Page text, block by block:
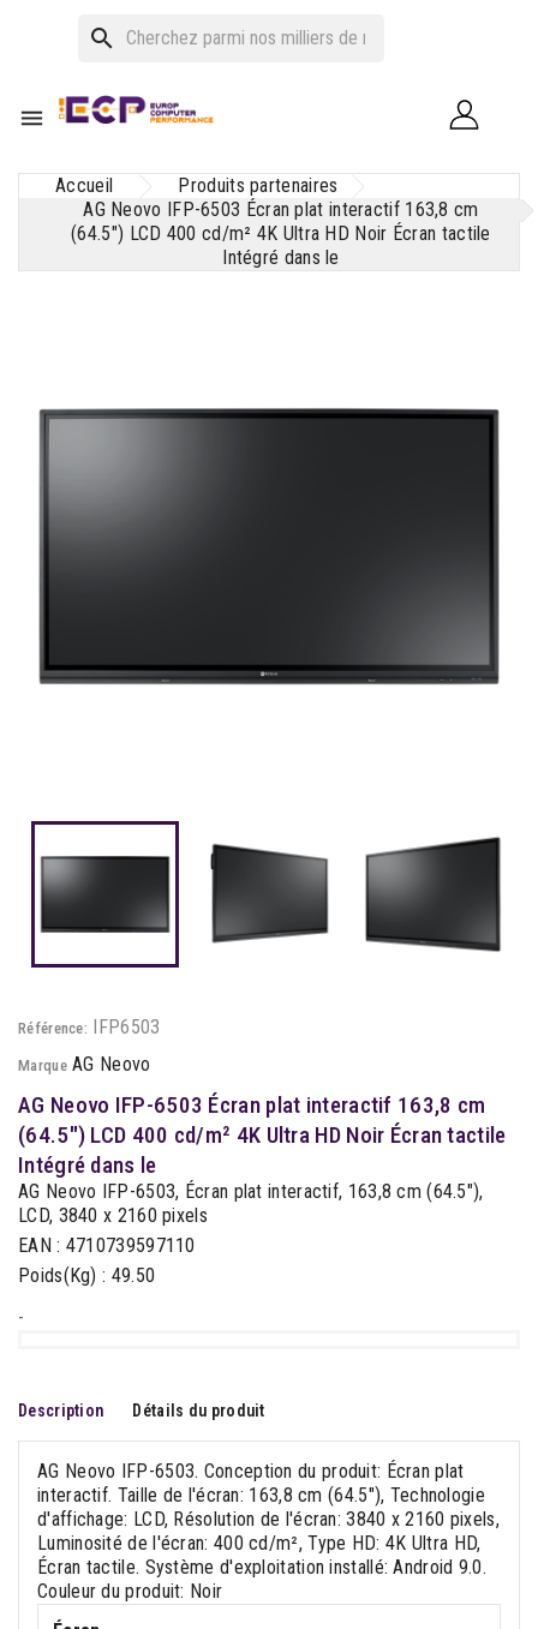
search

Accueil
Produits partenaires
AG Neovo IFP-6503 Écran plat interactif 163,8 cm
(64.5") LCD 400 cd/m² 4K Ultra HD Noir Écran tactile
Intégré dans le
Référence: IFP6503
Marque AG Neovo
AG Neovo IFP-6503 Écran plat interactif 163,8 cm
(64.5") LCD 400 cd/m² 4K Ultra HD Noir Écran tactile
Intégré dans le
AG Neovo IFP-6503, Écran plat interactif, 163,8 cm (64.5"),
LCD, 3840 x 2160 pixels
EAN : 4710739597110
Poids(Kg) : 49.50
-
Description Détails du produit
AG Neovo IFP-6503. Conception du produit: Écran plat
interactif. Taille de l'écran: 163,8 cm (64.5"), Technologie
d'affichage: LCD, Résolution de l'écran: 3840 x 2160 pixels,
Luminosité de l'écran: 400 cd/m², Type HD: 4K Ultra HD,
Écran tactile. Système d'exploitation installé: Android 9.0.
Couleur du produit: Noir